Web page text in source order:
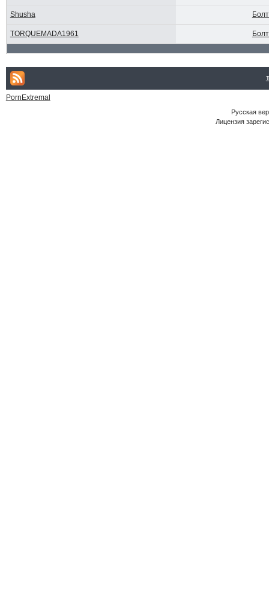
Shusha
TORQUEMADA1961
PornExtremal
Русская
Лицензия